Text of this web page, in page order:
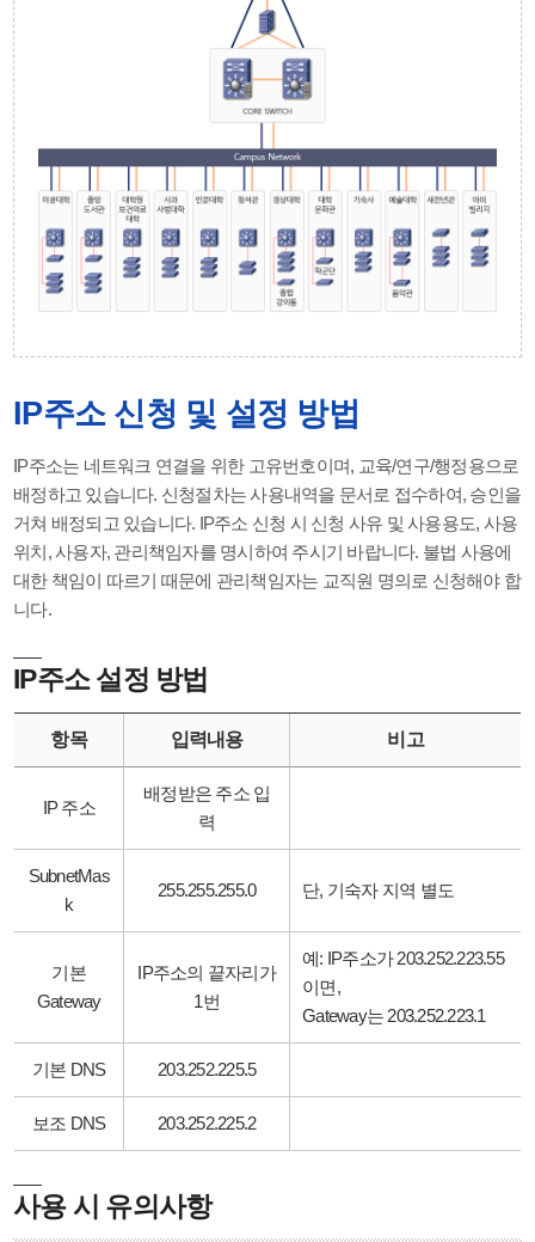
IP주소 신청 및 설정 방법
IP주소는 네트워크 연결을 위한 고유번호이며, 교육/연구/행정용으로
배정하고 있습니다. 신청절차는 사용내역을 문서로 접수하여, 승인을
거쳐 배정되고 있습니다. IP주소 신청 시 신청 사유 및 사용용도, 사용
위치, 사용자, 관리책임자를 명시하여 주시기 바랍니다. 불법 사용에
대한 책임이 따르기 때문에 관리책임자는 교직원 명의로 신청해야 합
니다.
IP주소 설정 방법
항목 입력내용 비고
IP 주소
배정받은 주소 입
력
SubnetMas
k
255.255.255.0 단, 기숙자 지역 별도
기본
Gateway
IP주소의 끝자리가
1번
예: IP주소가 203.252.223.55
이면,
Gateway는 203.252.223.1
기본 DNS 203.252.225.5
보조 DNS 203.252.225.2
사용 시 유의사항